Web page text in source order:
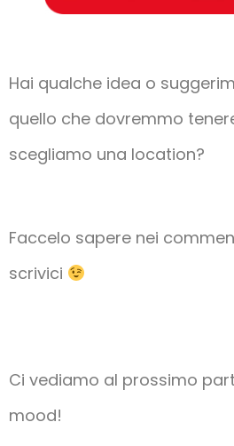
Hai qualche idea o
quello che dovremmo
scegliamo una location?
Faccelo sapere nei
scrivici
Ci vediamo al prossimo
mood!